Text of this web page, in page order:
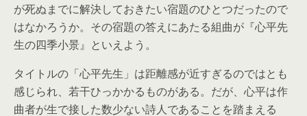
が死ぬまでに解決しておきたい宿題のひとつだったので
はなかろうか。その宿題の答えにあたる組曲が『心平先
生の四季小景』といえよう。
タイトルの「心平先生」は距離感が近すぎるのではとも
感じられ、若干ひっかかるものがある。だが、心平は作
曲者が生で接した数少ない詩人であることを踏まえる